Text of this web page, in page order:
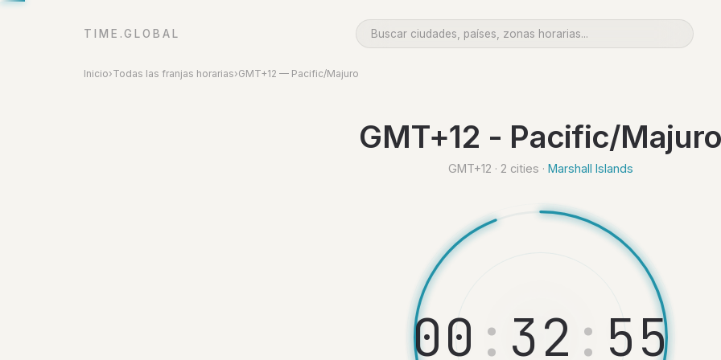
TIME.GLOBAL
Inicio›Todas las franjas horarias›GMT+12 — Pacific/Majuro
GMT+12 - Pacific/
GMT+12 · 2 cities · Marshall Islands
00 : 32 : 5 6